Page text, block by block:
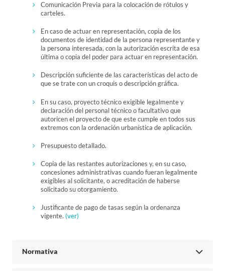
Comunicación Previa para la colocación de rótulos y
carteles.
En caso de actuar en representación, copia de los
documentos de identidad de la persona representante y
la persona interesada, con la autorización escrita de esa
última o copia del poder para actuar en representación.
Descripción suficiente de las características del acto de
que se trate con un croquis o descripción gráfica.
En su caso, proyecto técnico exigible legalmente y
declaración del personal técnico o facultativo que
autoricen el proyecto de que este cumple en todos sus
extremos con la ordenación urbanística de aplicación.
Presupuesto detallado.
Copia de las restantes autorizaciones y, en su caso,
concesiones administrativas cuando fueran legalmente
exigibles al solicitante, o acreditación de haberse
solicitado su otorgamiento.
Justificante de pago de tasas según la ordenanza
vigente. (ver)
Normativa